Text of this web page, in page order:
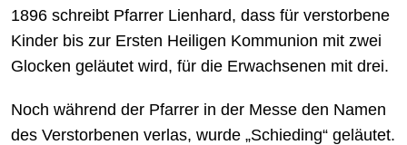
1896 schreibt Pfarrer Lienhard, dass für verstorbene
Kinder bis zur Ersten Heiligen Kommunion mit zwei
Glocken geläutet wird, für die Erwachsenen mit drei.
Noch während der Pfarrer in der Messe den Namen
des Verstorbenen verlas, wurde „Schieding“ geläutet.